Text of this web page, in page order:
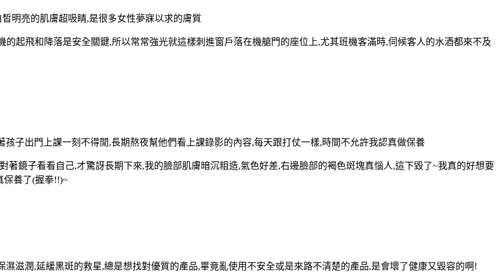
明亮的肌膚超吸睛,是很多女性夢寐以求的膚質
起飛和降落是安全關鍵,所以常常強光就這樣刺進窗戶落在機艙門的座位上,尤其班機客滿時,伺候客人的水酒都來不及
子出門上課一刻不得閒,長期熬夜幫他們看上課錄影的內容,每天跟打仗一樣,時間不允許我認真做保養
著鏡子看看自己,才驚訝長期下來,我的臉部肌膚暗沉粗造,氣色好差,右邊臉部的褐色斑塊真惱人,這下毀了~我真的好想要
保養了(握拳!!)~
滋潤,延緩黑斑的救星,總是想找對優質的產品,畢竟亂使用不安全或是來路不清楚的產品,是會壞了健康又毀容的啊!